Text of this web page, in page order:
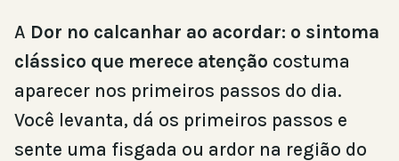
A Dor no calcanhar ao acordar: o sintoma
clássico que merece atenção costuma
aparecer nos primeiros passos do dia.
Você levanta, dá os primeiros passos e
sente uma fisgada ou ardor na região do